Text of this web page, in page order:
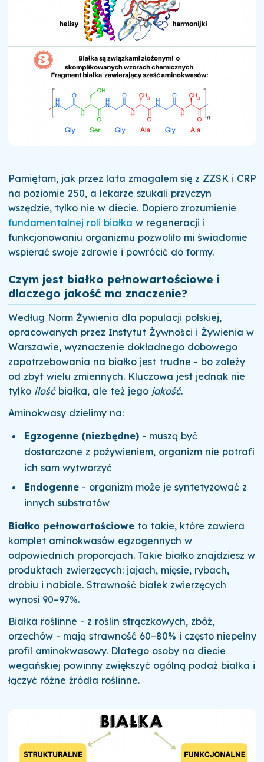
Pamiętam, jak przez lata zmagałem się z ZZSK i CRP
na poziomie 250, a lekarze szukali przyczyn
wszędzie, tylko nie w diecie. Dopiero zrozumienie
fundamentalnej roli białka w regeneracji i
funkcjonowaniu organizmu pozwoliło mi świadomie
wspierać swoje zdrowie i powrócić do formy.
Czym jest białko pełnowartościowe i
dlaczego jakość ma znaczenie?
Według Norm Żywienia dla populacji polskiej,
opracowanych przez Instytut Żywności i Żywienia w
Warszawie, wyznaczenie dokładnego dobowego
zapotrzebowania na białko jest trudne - bo zależy
od zbyt wielu zmiennych. Kluczowa jest jednak nie
tylko ilośćbiałka, ale też jego jakość.
Aminokwasy dzielimy na:
Egzogenne (niezbędne) - muszą być
dostarczone z pożywieniem, organizm nie potrafi
ich sam wytworzyć
Endogenne - organizm może je syntetyzować z
innych substratów
Białko pełnowartościoweto takie, które zawiera
komplet aminokwasów egzogennych w
odpowiednich proporcjach. Takie białko znajdziesz w
produktach zwierzęcych: jajach, mięsie, rybach,
drobiu i nabiale. Strawność białek zwierzęcych
wynosi 90–97%.
Białka roślinne - z roślin strączkowych, zbóż,
orzechów - mają strawność 60–80% i często niepełny
profil aminokwasowy. Dlatego osoby na diecie
wegańskiej powinny zwiększyć ogólną podaż białka i
łączyć różne źródła roślinne.